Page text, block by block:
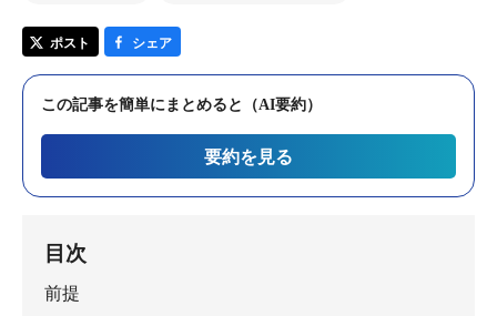
ポスト シェア
この記事を簡単にまとめると（AI要約）
要約を見る
目次
前提